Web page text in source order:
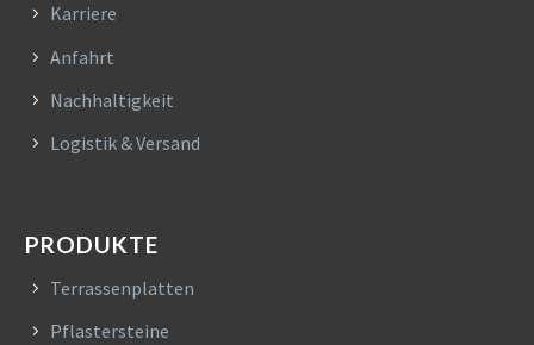
Karriere
Anfahrt
Nachhaltigkeit
Logistik & Versand
PRODUKTE
Terrassenplatten
Pflastersteine